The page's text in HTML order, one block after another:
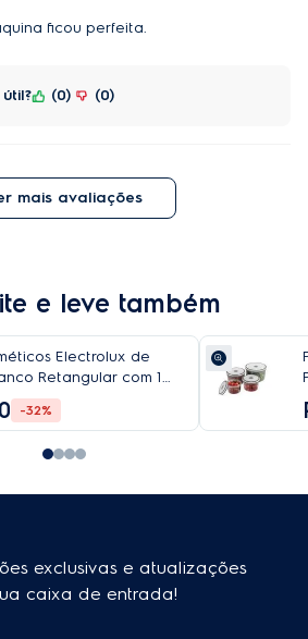
ficou perfeita.
0 0
mais avaliações
e leve também
Electrolux de
Retangular com 10
-32%
exclusivas e atualizações
caixa de entrada!